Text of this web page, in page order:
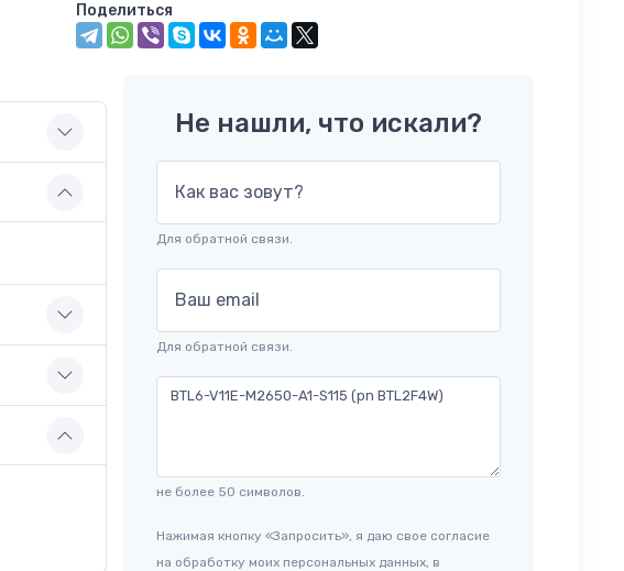
Поделиться
Не нашли, что искали?
Как вас зовут?
Для обратной связи.
Ваш email
Для обратной связи.
не более 50 символов.
Нажимая кнопку «Запросить», я даю свое согласие
на обработку моих персональных данных, в